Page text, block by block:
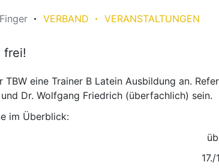
VERBAND VERANSTALTUNGEN
frei!
eine Trainer B Latein Ausbildung an.
Dr. Wolfgang Friedrich (überfachlich) sein.
im Überblick:
17./